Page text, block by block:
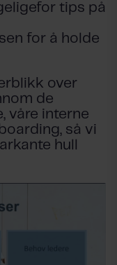
tips på
for å holde
over
de
våre interne
så vi
hull